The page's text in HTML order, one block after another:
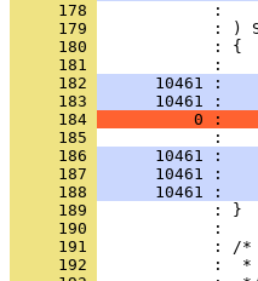
     178
     179
     180
     181
     182
10461 :
     183
10461 :
     184
0 :
     185
     186
10461 :
     187
10461 :
     188
10461 :
     189
     190
     191
     192
:  *